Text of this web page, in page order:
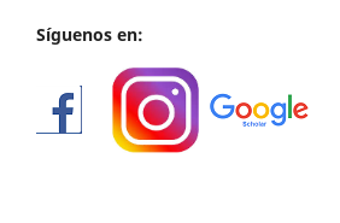
Síguenos en: